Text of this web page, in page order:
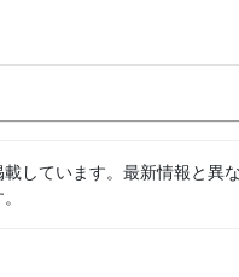
しています。最新情報と異